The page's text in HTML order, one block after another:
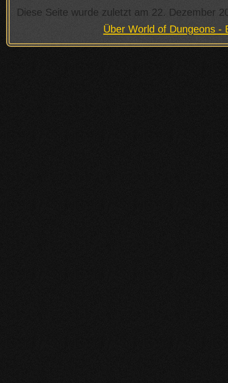
Diese Seite wurde zuletzt am 22. Dezember
Über World of Dungeons -